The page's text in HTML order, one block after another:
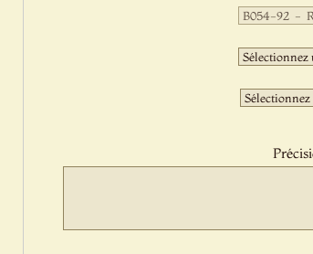
Première
sélection
:Deuxième
sélection
:Troisième
sélection